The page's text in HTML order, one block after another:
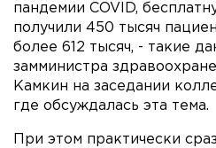
пандемии COVID,
получили 450 тысяч
более 612 тысяч, - такие
замминистра
Камкин на заседании
где обсуждалась эта тема.
При этом практически